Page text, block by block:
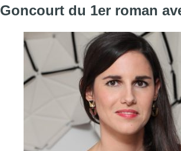
Goncourt du 1er roman